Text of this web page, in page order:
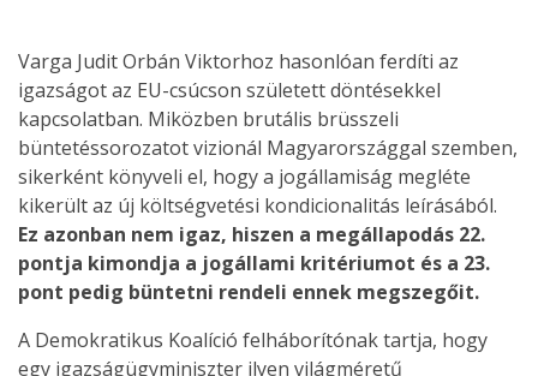
Varga Judit Orbán Viktorhoz hasonlóan ferdíti az
igazságot az EU-csúcson született döntésekkel
kapcsolatban. Miközben brutális brüsszeli
büntetéssorozatot vizionál Magyarországgal szemben,
sikerként könyveli el, hogy a jogállamiság megléte
kikerült az új költségvetési kondicionalitás leírásából.
Ez azonban nem igaz, hiszen a megállapodás 22.
pontja kimondja a jogállami kritériumot és a 23.
pont pedig büntetni rendeli ennek megszegőit.
A Demokratikus Koalíció felháborítónak tartja, hogy
egy igazságügyminiszter ilyen világméretű